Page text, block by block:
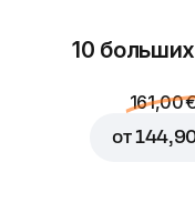
10
161,00
от